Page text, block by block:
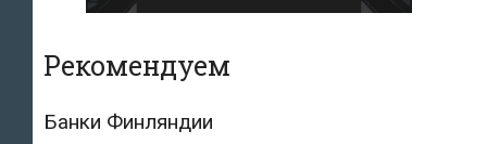
Рекомендуем
Банки Финляндии